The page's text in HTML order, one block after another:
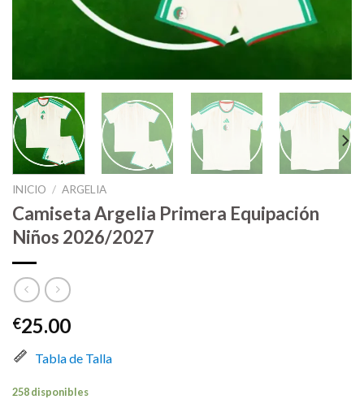
INICIO / ARGELIA
Camiseta Argelia Primera Equipación
Niños 2026/2027
€25.00
Tabla de Talla
258 disponibles